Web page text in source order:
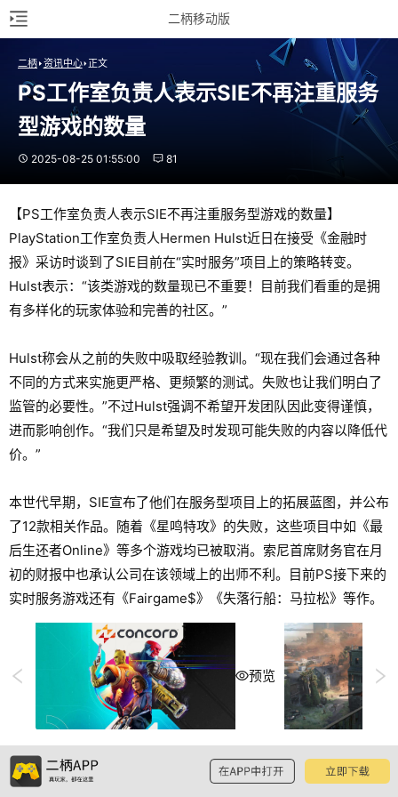
二柄移动版
二柄 资讯中心 正文
PS工作室负责人表示SIE不再注重服务
型游戏的数量
2025-08-25 01:55:00 81
【PS工作室负责人表示SIE不再注重服务型游戏的数量】
PlayStation工作室负责人Hermen Hulst近日在接受《金融时
报》采访时谈到了SIE目前在“实时服务”项目上的策略转变。
Hulst表示：“该类游戏的数量现已不重要！目前我们看重的是拥
有多样化的玩家体验和完善的社区。”
Hulst称会从之前的失败中吸取经验教训。“现在我们会通过各种
不同的方式来实施更严格、更频繁的测试。失败也让我们明白了
监管的必要性。”不过Hulst强调不希望开发团队因此变得谨慎，
进而影响创作。“我们只是希望及时发现可能失败的内容以降低代
价。”
本世代早期，SIE宣布了他们在服务型项目上的拓展蓝图，并公布
了12款相关作品。随着《星鸣特攻》的失败，这些项目中如《最
后生还者Online》等多个游戏均已被取消。索尼首席财务官在月
初的财报中也承认公司在该领域上的出师不利。目前PS接下来的
实时服务游戏还有《Fairgame$》《失落行船：马拉松》等作。
预览